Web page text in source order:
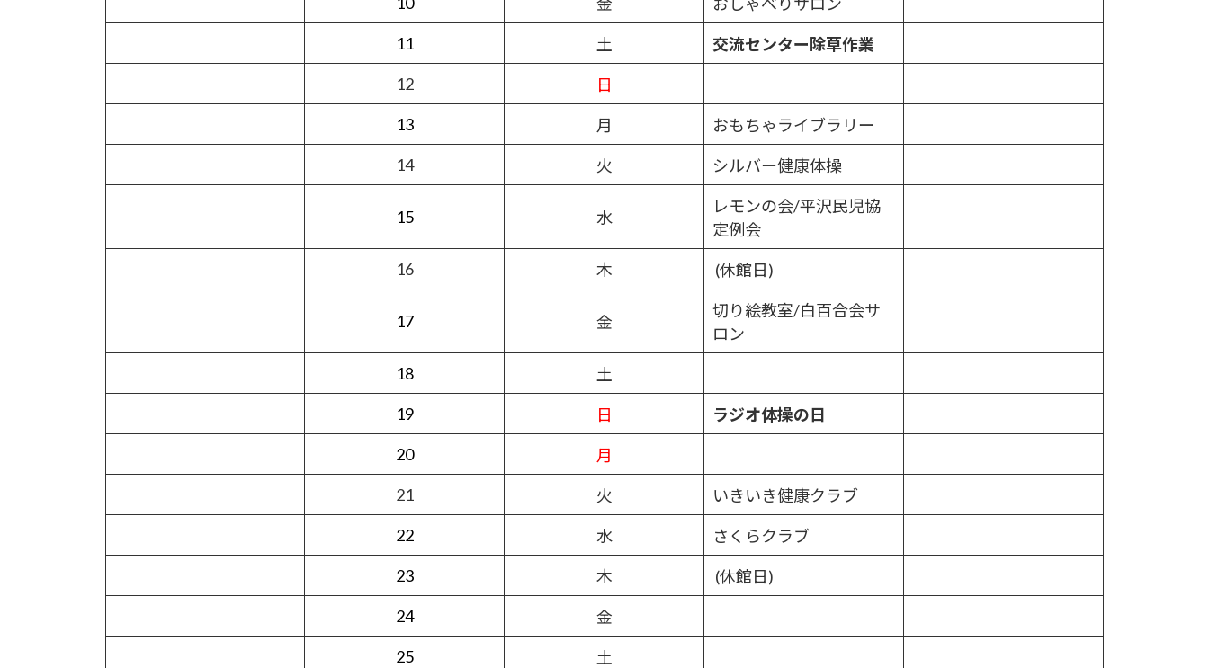
11
土
交流センター除草作業
12
日
13
月
おもちゃライブラリー
14
火 シルバー健康体操
15 水
レモンの会/平沢民児協
定例会
16
木 (休館日)
17 金
切り絵教室/白百合会サ
ロン
18
土
19
日
ラジオ体操の日
20
月
21
火
いきいき健康クラブ
22
水
さくらクラブ
23
木
(休館日)
24
金
25
土